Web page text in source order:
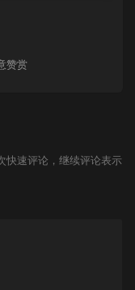
赞赏
快速评论，继续评论表示